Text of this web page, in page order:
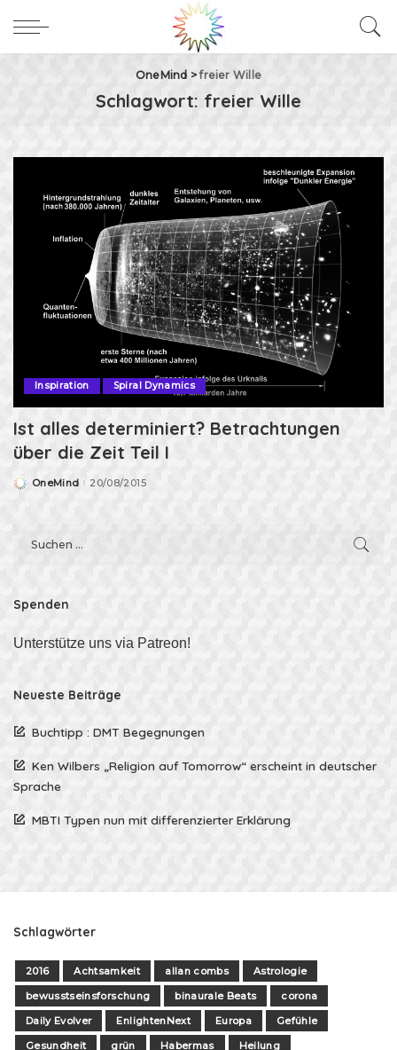
OneMind >freier Wille
Schlagwort: freier Wille
Inspiration Spiral Dynamics
Ist alles determiniert? Betrachtungen
über die Zeit Teil I
PostedOneMind 20/08/2015
Spenden
Unterstütze uns via Patreon!
Neueste Beiträge
Buchtipp : DMT Begegnungen
Ken Wilbers „Religion auf Tomorrow“ erscheint in deutscher
Sprache
MBTI Typen nun mit differenzierter Erklärung
Schlagwörter
2016 Achtsamkeit allan combs
Astrologie
bewusstseinsforschung
binaurale Beats
corona
Daily Evolver
EnlightenNext Europa
Gefühle
Gesundheit
grün Habermas
Heilung